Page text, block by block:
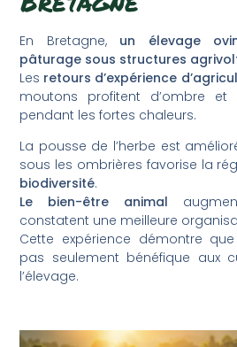
En Bretagne, un élevage
pâturage sous structures
Les retours d’expérience
moutons profitent d’ombre et
pendant les fortes chaleurs.
La pousse de l’herbe est
sous les ombrières favorise la
biodiversité.
Le bien-être animal
constatent une meilleure
Cette expérience démontre que
pas seulement bénéfique aux
l’élevage.